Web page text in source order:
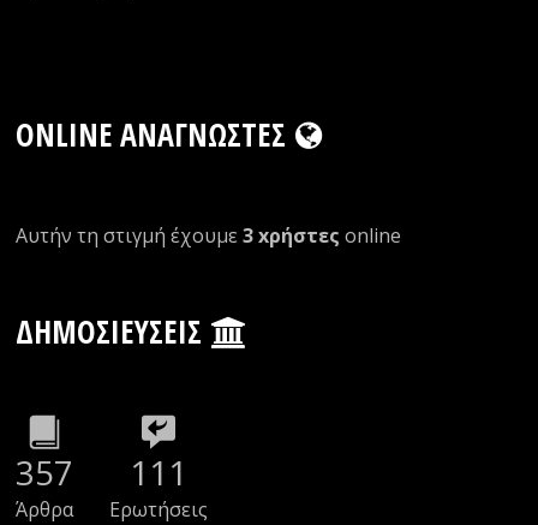
ONLINE ΑΝΑΓΝΏΣΤΕΣ
Αυτήν τη στιγμή έχουμε3 xρήστες οnline
ΔΗΜΟΣΙΕΎΣΕΙΣ
357
Άρθρα
111
Ερωτήσεις